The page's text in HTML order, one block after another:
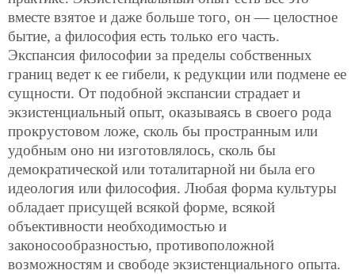
вместе взятое и даже больше того, он — целостное
бытие, а философия есть только его часть.
Экспансия философии за пределы собственных
границ ведет к ее гибели, к редукции или подмене ее
сущности. От подобной экспансии страдает и
экзистенциальный опыт, оказываясь в своего рода
прокрустовом ложе, сколь бы пространным или
удобным оно ни изготовлялось, сколь бы
демократической или тоталитарной ни была его
идеология или философия. Любая форма культуры
обладает присущей всякой форме, всякой
объективности необходимостью и
законосообразностью, противоположной
возможностям и свободе экзистенциального опыта.